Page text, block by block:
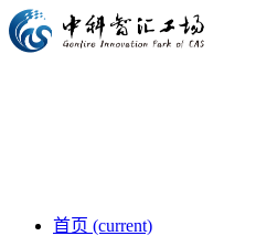
首页 (current)